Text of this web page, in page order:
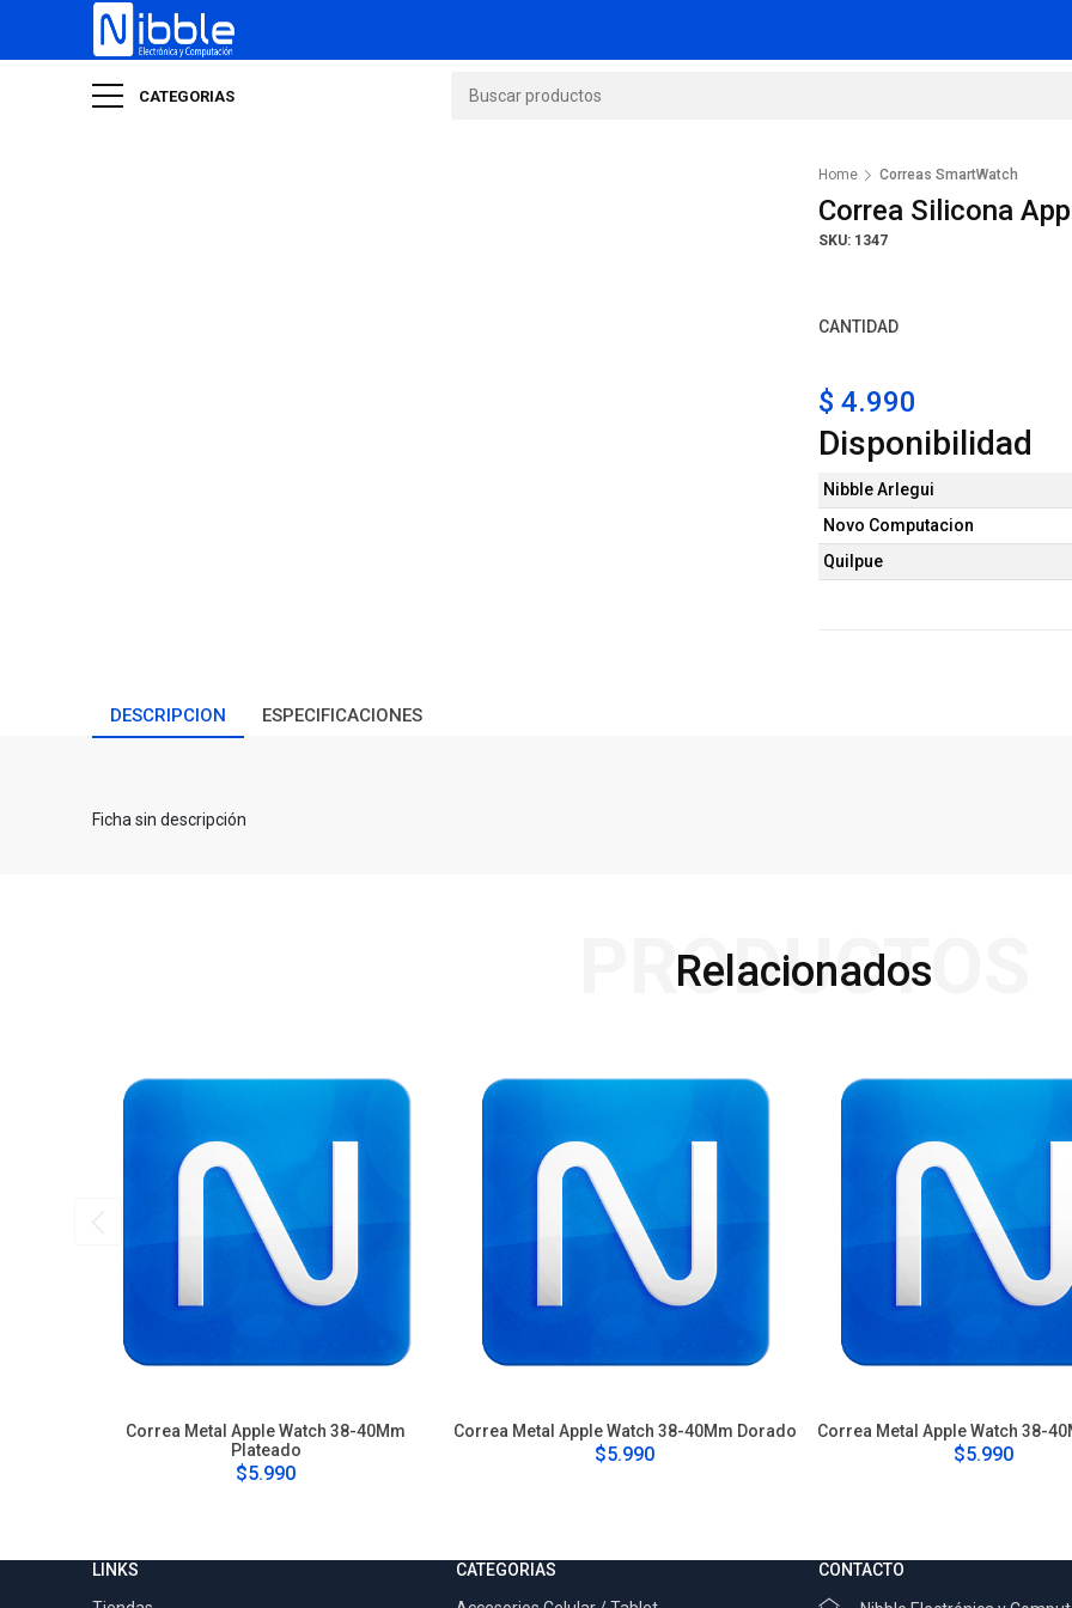
CATEGORIAS
Home Correas SmartWatch
Correa Silicona
SKU: 1347
CANTIDAD
$ 4.990
Disponibilidad
Nibble Arlegui
Novo Computacion
Quilpue
DESCRIPCION ESPECIFICACIONES
Ficha sin descripción
Relacionados
PRODUCTOS
Correa Metal Apple Watch 38-40Mm
Plateado
$5.990
Correa Metal Apple Watch 38-40Mm Dorado
$5.990
Correa Metal Apple Watch 38-
$5.990
LINKS
CATEGORIAS
CONTACTO